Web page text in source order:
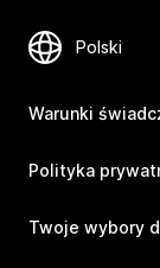
Warunki
Polityka
Twoje wybory